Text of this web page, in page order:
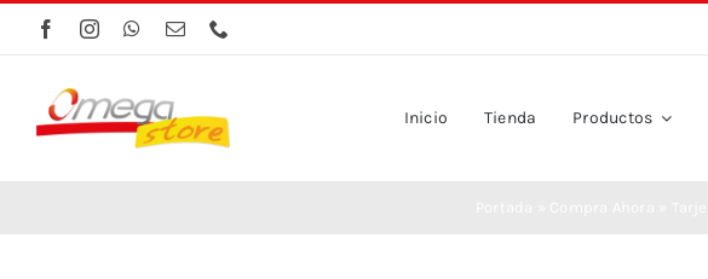
Saltar
contenido
Inicio Tienda Productos